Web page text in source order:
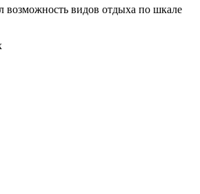
возможность видов отдыха по шкале